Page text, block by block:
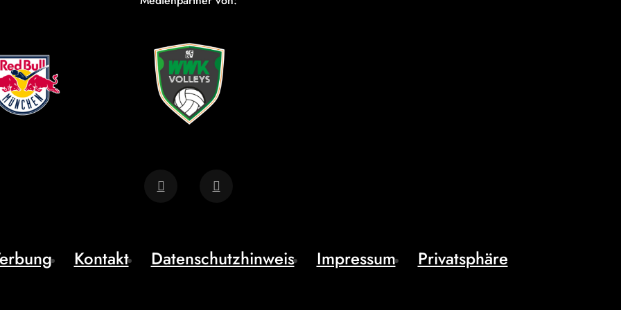
Kontakt Datenschutzhinweis Impressum Privatsphäre